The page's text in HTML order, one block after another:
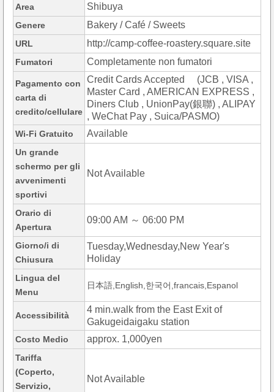
Area Shibuya
Genere Bakery / Café / Sweets
URL http://camp-coffee-roastery.square.site
Fumatori Completamente non fumatori
Pagamento con
carta di
credito/cellulare
Credit Cards Accepted (JCB , VISA ,
Master Card , AMERICAN EXPRESS ,
Diners Club , UnionPay(銀聯) , ALIPAY
, WeChat Pay , Suica/PASMO)
Wi-Fi Gratuito Available
Un grande
schermo per gli
avvenimenti
sportivi
Not Available
Orario di
Apertura
09:00 AM ～ 06:00 PM
Giorno/i di
Chiusura
Tuesday,Wednesday,New Year's
Holiday
Lingua del
Menu
日本語,English,한국어,francais,Espanol
Accessibilità
4 min.walk from the East Exit of
Gakugeidaigaku station
Costo Medio approx. 1,000yen
Tariffa
(Coperto,
Servizio,
Not Available